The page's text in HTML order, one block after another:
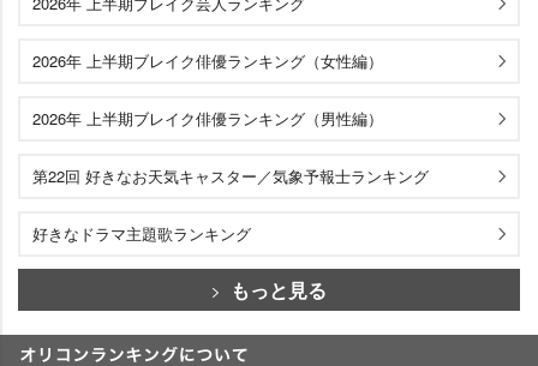
2026年 上半期ブレイク俳優ランキング（女性編）
2026年 上半期ブレイク俳優ランキング（男性編）
第22回 好きなお天気キャスター／気象予報士ランキング
好きなドラマ主題歌ランキング
もっと見る